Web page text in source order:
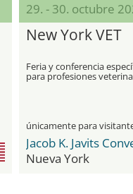
29. - 30. octubre
New York VET
Feria y conferencia
para profesiones
Nueva York